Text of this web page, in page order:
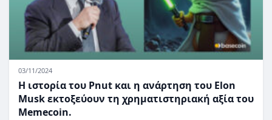
03/11/2024
Η ιστορία του Pnut και η ανάρτηση του Elon
Musk εκτοξεύουν τη χρηματιστηριακή αξία του
Memecoin.